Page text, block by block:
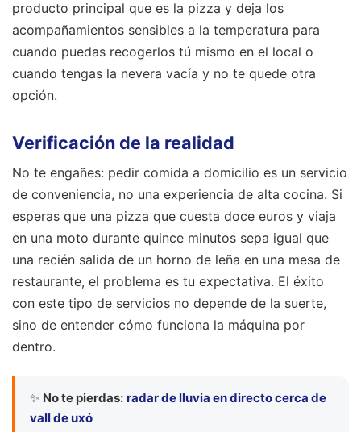
producto principal que es la pizza y deja los
acompañamientos sensibles a la temperatura para
cuando puedas recogerlos tú mismo en el local o
cuando tengas la nevera vacía y no te quede otra
opción.
Verificación de la realidad
No te engañes: pedir comida a domicilio es un servicio
de conveniencia, no una experiencia de alta cocina. Si
esperas que una pizza que cuesta doce euros y viaja
en una moto durante quince minutos sepa igual que
una recién salida de un horno de leña en una mesa de
restaurante, el problema es tu expectativa. El éxito
con este tipo de servicios no depende de la suerte,
sino de entender cómo funciona la máquina por
dentro.
✨ No te pierdas: radar de lluvia en directo cerca de
vall de uxó